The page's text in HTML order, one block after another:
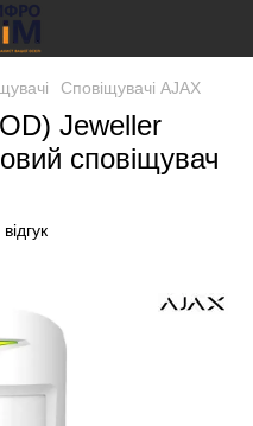
Сповіщувачі AJAX
Jeweller
сповіщувач